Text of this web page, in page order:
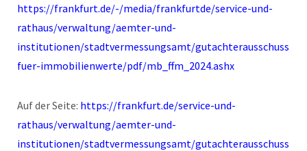
https://frankfurt.de/-/media/frankfurtde/service-und-
rathaus/verwaltung/aemter-und-
institutionen/stadtvermessungsamt/gutachterausschuss-
fuer-immobilienwerte/pdf/mb_ffm_2024.ashx
Auf der Seite: https://frankfurt.de/service-und-
rathaus/verwaltung/aemter-und-
institutionen/stadtvermessungsamt/gutachterausschuss-